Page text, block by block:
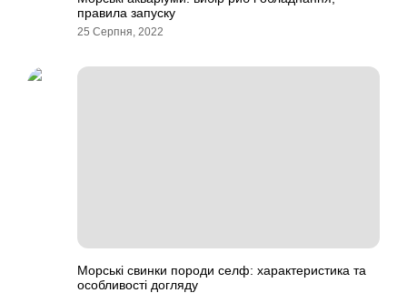
правила запуску
25 Серпня, 2022
Морські свинки породи селф: характеристика та
особливості догляду